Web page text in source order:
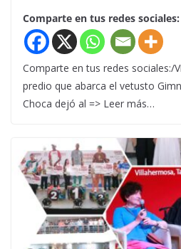
Comparte en tus redes sociales:
Comparte en tus redes sociales:/
predio que abarca el vetusto
Choca dejó al => Leer más…